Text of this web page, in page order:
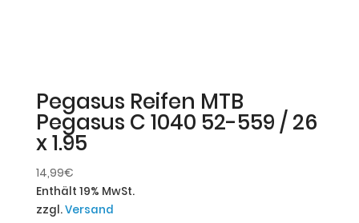
Pegasus Reifen MTB
Pegasus C 1040 52-559 / 26
x 1.95
14,99€
Enthält 19% MwSt.
zzgl.Versand